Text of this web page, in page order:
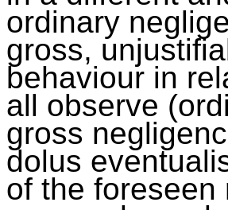
ordinary
gross,
behaviour in
all observe
gross
dolus
of the foreseen